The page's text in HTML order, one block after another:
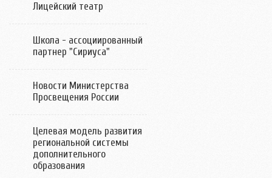
Лицейский театр
Школа - ассоциированный
партнер "Сириуса"
Новости Министерства
Просвещения России
Целевая модель развития
региональной системы
дополнительного
образования